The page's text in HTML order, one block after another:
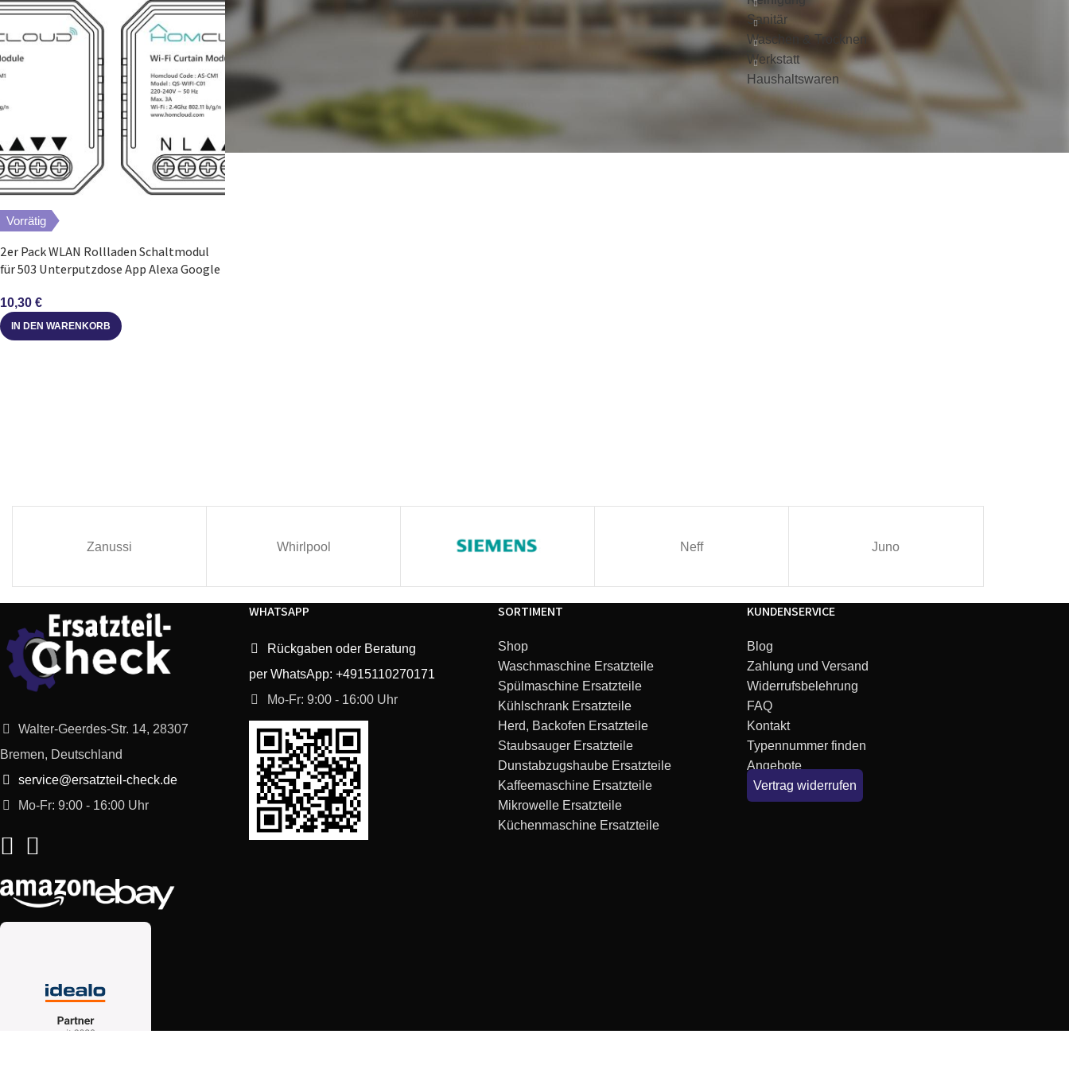
Vorrätig
2er Pack WLAN Rollladen Schaltmodul
für 503 Unterputzdose App Alexa Google
10,30 €
IN DEN WARENKORB
Sanitär
Waschen & Trocknen
Werkstatt
Haushaltswaren
Zanussi Whirlpool Neff Juno
Walter-Geerdes-Str. 14, 28307
Bremen, Deutschland
service@ersatzteil-check.de
Mo-Fr: 9:00 - 16:00 Uhr
WHATSAPP
Rückgaben oder Beratung
per WhatsApp: +4915110270171
Mo-Fr: 9:00 - 16:00 Uhr
SORTIMENT
Shop
Waschmaschine Ersatzteile
Spülmaschine Ersatzteile
Kühlschrank Ersatzteile
Herd, Backofen Ersatzteile
Staubsauger Ersatzteile
Dunstabzugshaube Ersatzteile
Kaffeemaschine Ersatzteile
Mikrowelle Ersatzteile
Küchenmaschine Ersatzteile
KUNDENSERVICE
Blog
Zahlung und Versand
Widerrufsbelehrung
FAQ
Kontakt
Typennummer finden
Angebote
Vertrag widerrufen